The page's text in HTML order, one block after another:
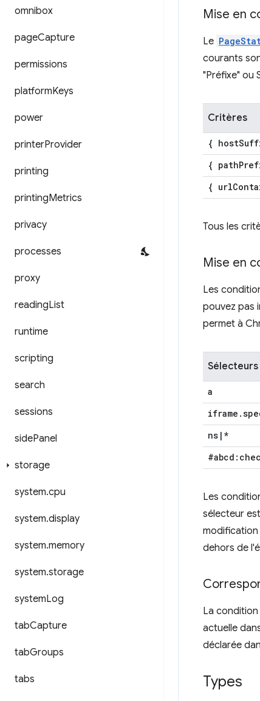
omnibox
pageCapture
permissions
platformKeys
power
printerProvider
printing
printingMetrics
privacy
processes
proxy
readingList
runtime
scripting
search
sessions
sidePanel
storage
system.cpu
system.display
system.memory
system.storage
systemLog
tabCapture
tabGroups
tabs
Mise en
Le
courants
"Préfixe" ou
Critères
{ host
{ path
{ url
Tous les
Mise en
Les
pouvez pas
permet à
Sélecteurs
a
iframe .
ns | *
Les
sélecteur est
modification
dehors de
La condition
actuelle
déclarée
Types